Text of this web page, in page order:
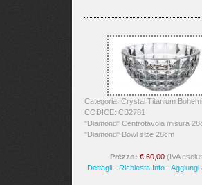
Categoria: Crystal Titanium
CODICE: CB2781
"Diamond" Centrotavola misura
"Diamond" Bowl size 28cm
Prezzo: € 60,00(IVA
Dettagli- Richiesta Info- Aggiungi